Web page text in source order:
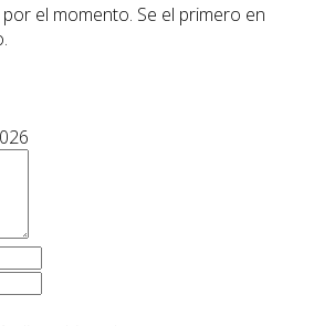
el momento. Se el primero en